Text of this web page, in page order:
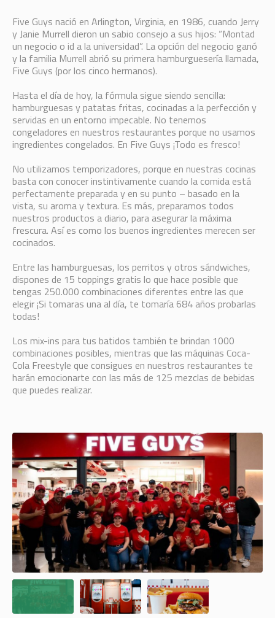
Five Guys nació en Arlington, Virginia, en 1986, cuando Jerry
y Janie Murrell dieron un sabio consejo a sus hijos: “Montad
un negocio o id a la universidad”. La opción del negocio ganó
y la familia Murrell abrió su primera hamburguesería llamada,
Five Guys (por los cinco hermanos).
Hasta el día de hoy, la fórmula sigue siendo sencilla:
hamburguesas y patatas fritas, cocinadas a la perfección y
servidas en un entorno impecable. No tenemos
congeladores en nuestros restaurantes porque no usamos
ingredientes congelados. En Five Guys ¡Todo es fresco!
No utilizamos temporizadores, porque en nuestras cocinas
basta con conocer instintivamente cuando la comida está
perfectamente preparada y en su punto – basado en la
vista, su aroma y textura. Es más, preparamos todos
nuestros productos a diario, para asegurar la máxima
frescura. Así es como los buenos ingredientes merecen ser
cocinados.
Entre las hamburguesas, los perritos y otros sándwiches,
dispones de 15 toppings gratis lo que hace posible que
tengas 250.000 combinaciones diferentes entre las que
elegir ¡Si tomaras una al día, te tomaría 684 años probarlas
todas!
Los mix-ins para tus batidos también te brindan 1000
combinaciones posibles, mientras que las máquinas Coca-
Cola Freestyle que consigues en nuestros restaurantes te
harán emocionarte con las más de 125 mezclas de bebidas
que puedes realizar.